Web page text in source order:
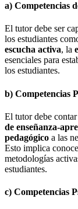
a) Competencias
El tutor debe ser
los estudiantes
escucha activa, la
esenciales para
los estudiantes.
b) Competencias
El tutor debe
de enseñanza-
pedagógico a las
Esto implica
metodologías
estudiantes.
c) Competencias